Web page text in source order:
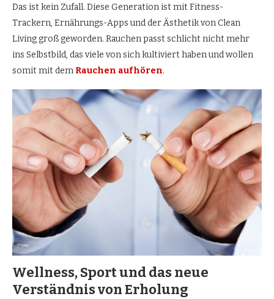
Das ist kein Zufall. Diese Generation ist mit Fitness-
Trackern, Ernährungs-Apps und der Ästhetik von Clean
Living groß geworden. Rauchen passt schlicht nicht mehr
ins Selbstbild, das viele von sich kultiviert haben und wollen
somit mit dem Rauchen aufhören.
Wellness, Sport und das neue
Verständnis von Erholung